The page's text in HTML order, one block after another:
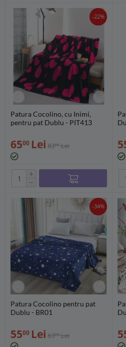
-22%
Patura Cocolino, cu Inimi,
pentru pat Dublu - PIT413
6500 Lei 8300 Lei
+
−
-34%
Patura Cocolino pentru pat
Dublu - BR01
5500 Lei 8300 Lei